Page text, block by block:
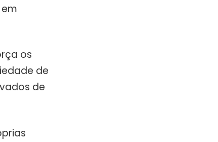
os
de
de